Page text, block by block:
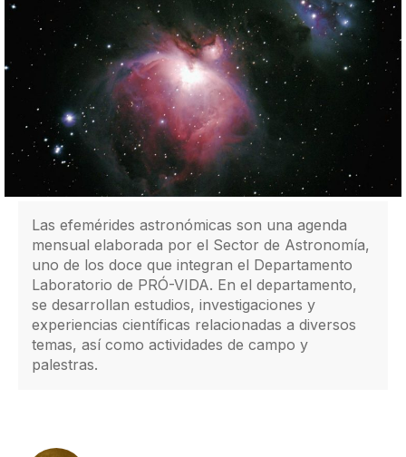
Las efemérides astronómicas son una agenda
mensual elaborada por el Sector de Astronomía,
uno de los doce que integran el Departamento
Laboratorio de PRÓ-VIDA. En el departamento,
se desarrollan estudios, investigaciones y
experiencias científicas relacionadas a diversos
temas, así como actividades de campo y
palestras.